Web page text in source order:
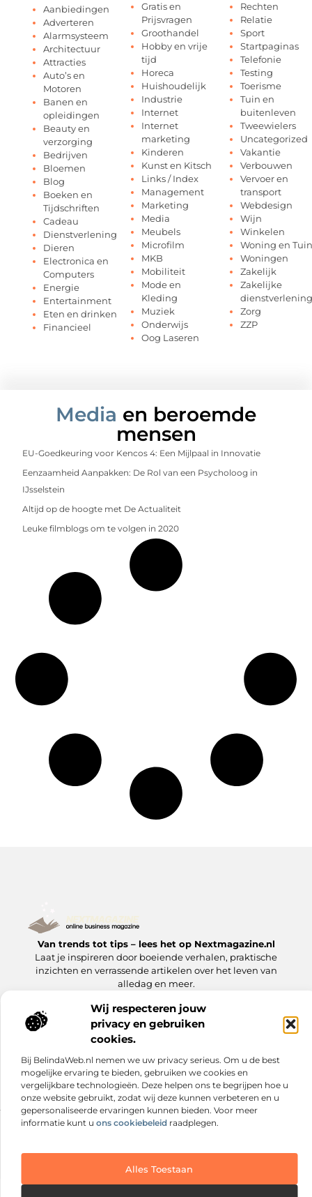
Wij respecteren jouw
privacy en gebruiken
cookies.
Bij BelindaWeb.nl nemen we uw privacy serieus. Om u de best
mogelijke ervaring te bieden, gebruiken we cookies en
vergelijkbare technologieën. Deze helpen ons te begrijpen hoe u
onze website gebruikt, zodat wij deze kunnen verbeteren en u
gepersonaliseerde ervaringen kunnen bieden. Voor meer
informatie kunt u ons cookiebeleid raadplegen.
Alles Toestaan
Aanbiedingen
Adverteren
Alarmsysteem
Architectuur
Attracties
Auto’s en
Motoren
Banen en
opleidingen
Beauty en
verzorging
Bedrijven
Bloemen
Blog
Boeken en
Tijdschriften
Cadeau
Dienstverlening
Dieren
Electronica en
Computers
Energie
Entertainment
Eten en drinken
Financieel
Gratis en
Prijsvragen
Groothandel
Hobby en vrije
tijd
Horeca
Huishoudelijk
Industrie
Internet
Internet
marketing
Kinderen
Kunst en Kitsch
Links / Index
Management
Marketing
Media
Meubels
Microfilm
MKB
Mobiliteit
Mode en
Kleding
Muziek
Onderwijs
Oog Laseren
Rechten
Relatie
Sport
Startpaginas
Telefonie
Testing
Toerisme
Tuin en
buitenleven
Tweewielers
Uncategorized
Vakantie
Verbouwen
Vervoer en
transport
Webdesign
Wijn
Winkelen
Woning en Tuin
Woningen
Zakelijk
Zakelijke
dienstverlening
Zorg
ZZP
Media en beroemde
mensen
EU-Goedkeuring voor Kencos 4: Een Mijlpaal in Innovatie
Eenzaamheid Aanpakken: De Rol van een Psycholoog in
IJsselstein
Altijd op de hoogte met De Actualiteit
Leuke filmblogs om te volgen in 2020
Van trends tot tips – lees het op Nextmagazine.nl
Laat je inspireren door boeiende verhalen, praktische
inzichten en verrassende artikelen over het leven van
alledag en meer.
Onze
informatieBericht categorie
@2025 www.nextmagazine.nl. All Right Reserved.